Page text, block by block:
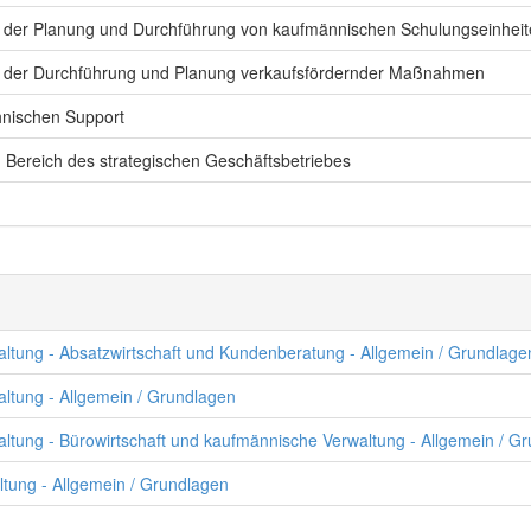
Planung und Durchführung von kaufmännischen
Durchführung und Planung verkaufsfördernder Maßnahmen
Support
des strategischen Geschäftsbetriebes
- Absatzwirtschaft und Kundenberatung - Allgemein /
- Allgemein / Grundlagen
- Bürowirtschaft und kaufmännische Verwaltung - Allgemein /
- Allgemein / Grundlagen